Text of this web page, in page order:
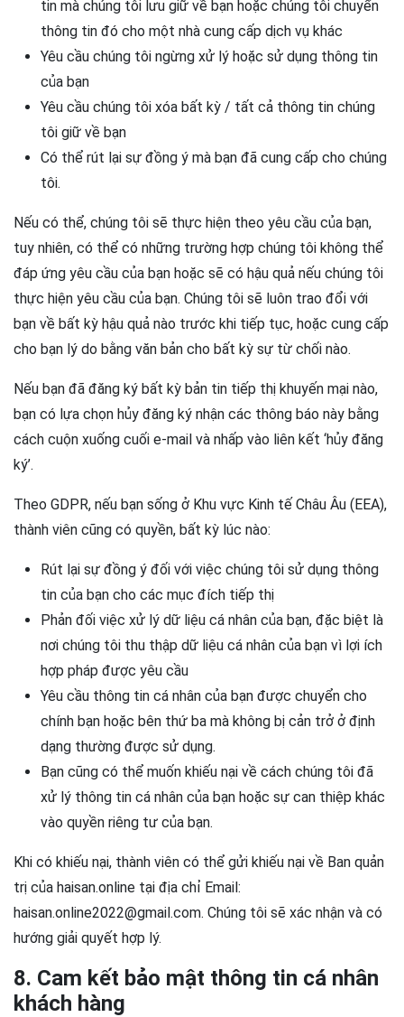
tin mà chúng tôi lưu giữ về bạn hoặc chúng tôi chuyển
thông tin đó cho một nhà cung cấp dịch vụ khác
Yêu cầu chúng tôi ngừng xử lý hoặc sử dụng thông tin
của bạn
Yêu cầu chúng tôi xóa bất kỳ / tất cả thông tin chúng
tôi giữ về bạn
Có thể rút lại sự đồng ý mà bạn đã cung cấp cho chúng
tôi.
Nếu có thể, chúng tôi sẽ thực hiện theo yêu cầu của bạn,
tuy nhiên, có thể có những trường hợp chúng tôi không thể
đáp ứng yêu cầu của bạn hoặc sẽ có hậu quả nếu chúng tôi
thực hiện yêu cầu của bạn. Chúng tôi sẽ luôn trao đổi với
bạn về bất kỳ hậu quả nào trước khi tiếp tục, hoặc cung cấp
cho bạn lý do bằng văn bản cho bất kỳ sự từ chối nào.
Nếu bạn đã đăng ký bất kỳ bản tin tiếp thị khuyến mại nào,
bạn có lựa chọn hủy đăng ký nhận các thông báo này bằng
cách cuộn xuống cuối e-mail và nhấp vào liên kết ‘hủy đăng
ký’.
Theo GDPR, nếu bạn sống ở Khu vực Kinh tế Châu Âu (EEA),
thành viên cũng có quyền, bất kỳ lúc nào:
Rút lại sự đồng ý đối với việc chúng tôi sử dụng thông
tin của bạn cho các mục đích tiếp thị
Phản đối việc xử lý dữ liệu cá nhân của bạn, đặc biệt là
nơi chúng tôi thu thập dữ liệu cá nhân của bạn vì lợi ích
hợp pháp được yêu cầu
Yêu cầu thông tin cá nhân của bạn được chuyển cho
chính bạn hoặc bên thứ ba mà không bị cản trở ở định
dạng thường được sử dụng.
Bạn cũng có thể muốn khiếu nại về cách chúng tôi đã
xử lý thông tin cá nhân của bạn hoặc sự can thiệp khác
vào quyền riêng tư của bạn.
Khi có khiếu nại, thành viên có thể gửi khiếu nại về Ban quản
trị của haisan.online tại địa chỉ Email:
haisan.online2022@gmail.com. Chúng tôi sẽ xác nhận và có
hướng giải quyết hợp lý.
8. Cam kết bảo mật thông tin cá nhân
khách hàng